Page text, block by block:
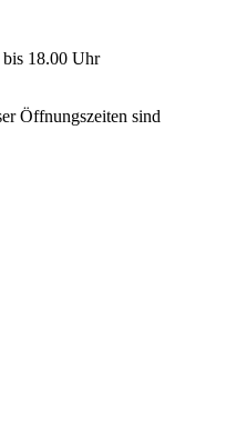
18.00 Uhr
Öffnungszeiten sind